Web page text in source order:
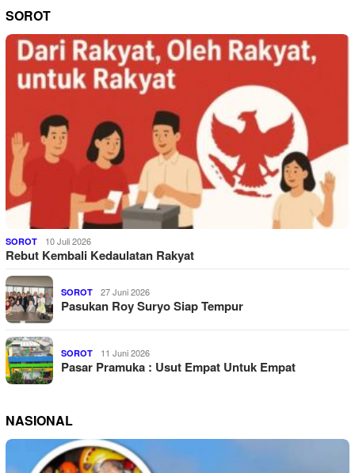
SOROT
SOROT 10 Juli 2026
Rebut Kembali Kedaulatan Rakyat
SOROT 27 Juni 2026
Pasukan Roy Suryo Siap Tempur
SOROT 11 Juni 2026
Pasar Pramuka : Usut Empat Untuk Empat
NASIONAL